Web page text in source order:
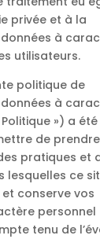
privée et à la
à
utilisateurs.
politique de
à
») a
de prendre
pratiques et
lesquelles ce
conserve vos
personnel
tenu de